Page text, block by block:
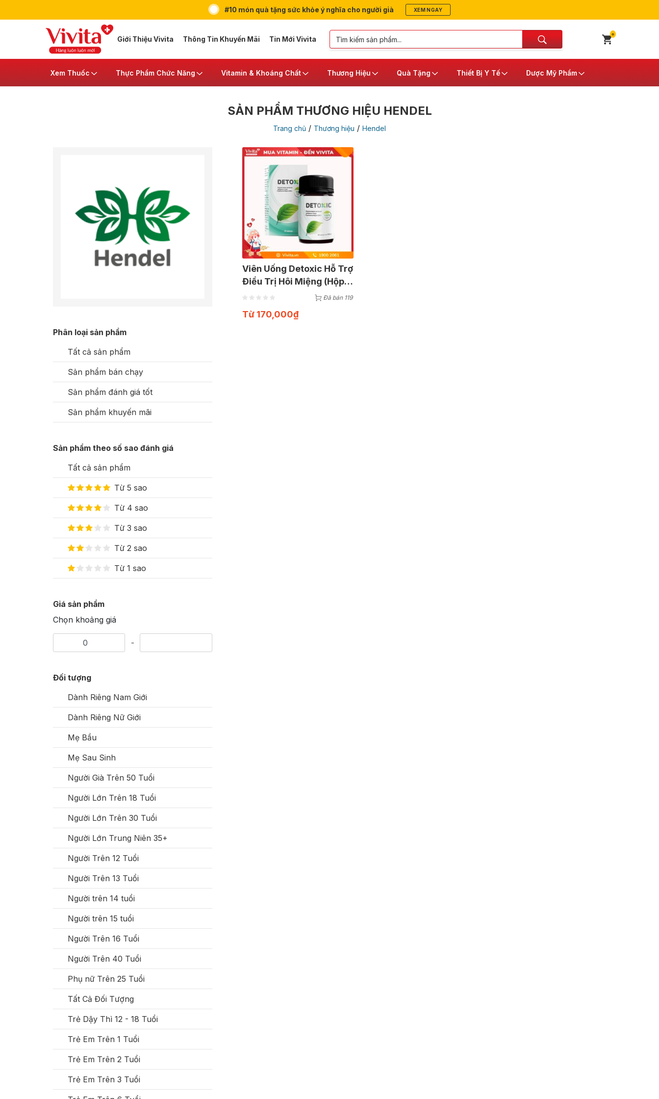
#10 món quà tặng sức khỏe ý nghĩa cho người già XEM NGAY
Giới Thiệu Vivita Thông Tin Khuyến Mãi Tin Mới Vivita
0
Xem Thuốc Thực Phẩm Chức Năng Vitamin & Khoáng Chất Thương Hiệu Quà Tặng Thiết Bị Y Tế Dược Mỹ Phẩm
SẢN PHẨM THƯƠNG HIỆU HENDEL
Trang chủ / Thương hiệu / Hendel
Phân loại sản phẩm
Tất cả sản phẩm
Sản phẩm bán chạy
Sản phẩm đánh giá tốt
Sản phẩm khuyến mãi
Sản phẩm theo số sao đánh giá
Tất cả sản phẩm
Từ 5 sao
Từ 4 sao
Từ 3 sao
Từ 2 sao
Từ 1 sao
Giá sản phẩm
Chọn khoảng giá
-
Đối tượng
Dành Riêng Nam Giới
Dành Riêng Nữ Giới
Mẹ Bầu
Mẹ Sau Sinh
Người Già Trên 50 Tuổi
Người Lớn Trên 18 Tuổi
Người Lớn Trên 30 Tuổi
Người Lớn Trung Niên 35+
Người Trên 12 Tuổi
Người Trên 13 Tuổi
Người trên 14 tuổi
Người trên 15 tuổi
Người Trên 16 Tuổi
Người Trên 40 Tuổi
Phụ nữ Trên 25 Tuổi
Tất Cả Đối Tượng
Trẻ Dậy Thì 12 - 18 Tuổi
Trẻ Em Trên 1 Tuổi
Trẻ Em Trên 2 Tuổi
Trẻ Em Trên 3 Tuổi
Viên Uống Detoxic Hỗ Trợ
Điều Trị Hôi Miệng (Hộp
20 Viên)
Đã bán 119
Từ 170,000₫